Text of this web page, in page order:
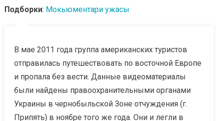
Подборки: Мокьюментари ужасы
В мае 2011 года группа американских туристов
отправилась путешествовать по восточной Европе
и пропала без вести. Данные видеоматериалы
были найдены правоохранительными органами
Украины в чернобыльской Зоне отчуждения (г.
Припять) в ноябре того же года. Они и легли в